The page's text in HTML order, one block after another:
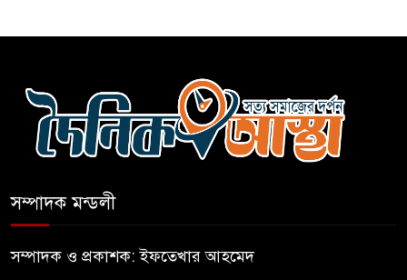
আহত-১০
বন্যায় পাটগ্রামে সড়ক ভেঙে
চালাচ্ছেন তারেক: কাদের সিদ্দিকী
সম্পাদক মন্ডলী
সম্পাদক ও প্রকাশক: ইফতেখার আহমেদ